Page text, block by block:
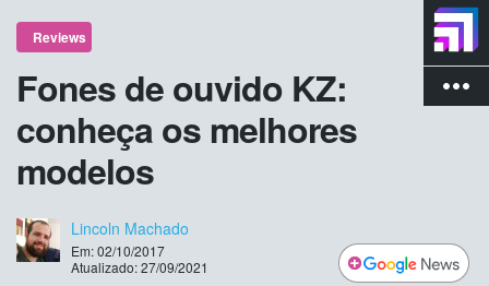
more_vert
Reviews
Fones de ouvido KZ:
conheça os melhores
modelos
Lincoln Machado
Em: 02/10/2017
Atualizado: 27/09/2021